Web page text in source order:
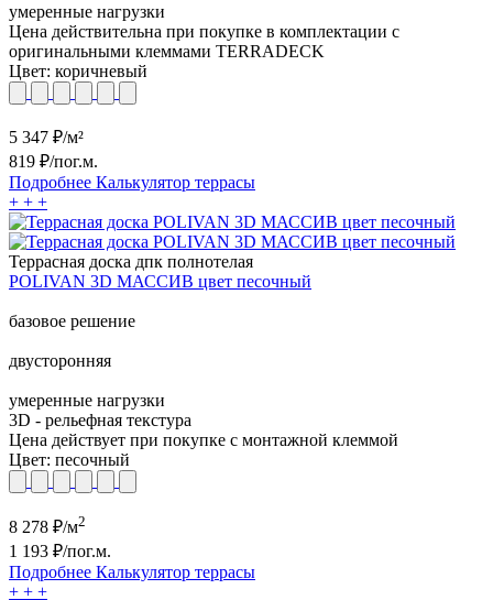
умеренные нагрузки
Цена действительна при покупке в комплектации с
оригинальными клеммами TERRADECK
Цвет: коричневый
5 347 ₽/м²
819 ₽/пог.м.
Подробнее Калькулятор террасы
+ + +
Террасная доска дпк полнотелая
POLIVAN 3D МАССИВ цвет песочный
базовое решение
двусторонняя
умеренные нагрузки
3D - рельефная текстура
Цена действует при покупке с монтажной клеммой
Цвет: песочный
8 278 ₽/м2
1 193 ₽/пог.м.
Подробнее Калькулятор террасы
+ + +